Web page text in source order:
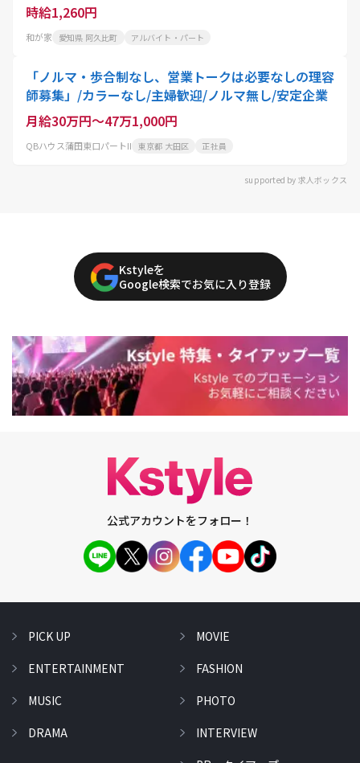
時給1,260円
和が家 愛知県 阿久比町 アルバイト・パート
「ノルマ・歩合制なし、営業トークは必要なしの理容
師募集」/カラーなし/主婦歓迎/ノルマ無し/安定企業
月給30万円～47万1,000円
QBハウス蒲田東口パートII 東京都 大田区 正社員
supported by 求人ボックス
Kstyleを
Google検索でお気に入り登録
公式アカウントをフォロー！
PICK UP
ENTERTAINMENT
MUSIC
DRAMA
MOVIE
FASHION
PHOTO
INTERVIEW